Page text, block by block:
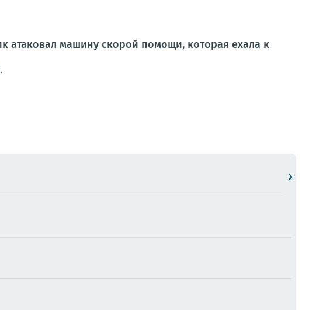
атаковал машину скорой помощи, которая ехала к